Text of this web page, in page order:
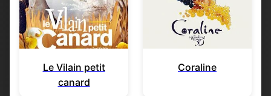
Le Vilain petit
canard
Coraline